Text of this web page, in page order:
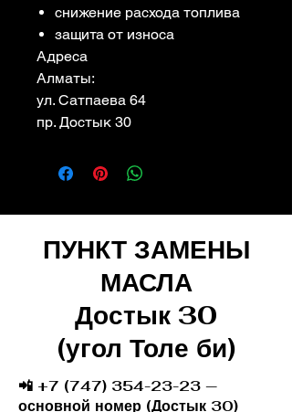
снижение расхода топлива
защита от износа
Адреса
Алматы:
ул. Сатпаева 64
пр. Достык 30
ПУНКТ ЗАМЕНЫ
МАСЛА
Достык 30
(угол Толе би)
📲 +7 (747) 354-23-23 —
основной номер (Достык 30)